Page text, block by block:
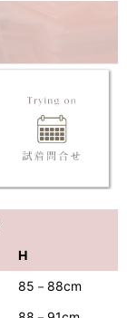
H
85－88cm